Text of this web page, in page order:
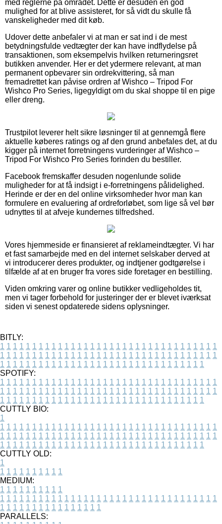
med reglerne på området. Dette er desuden en god
mulighed for at blive assisteret, for så vidt du skulle få
vanskeligheder med dit køb.
Udover dette anbefaler vi at man er sat ind i de mest
betydningsfulde vedtægter der kan have indflydelse på
transaktionen, som eksempelvis hvilken returneringsret
butikken anvender. Her er det ydermere relevant, at man
permanent opbevarer sin ordrekvittering, så man
fremadrettet kan påvise ordren af Wishco – Tripod For
Wishco Pro Series, ligegyldigt om du skal shoppe til en pige
eller dreng.
Trustpilot leverer helt sikre løsninger til at gennemgå flere
aktuelle køberes ratings og af den grund anbefales det, at du
kigger på internet forretningens vurderinger af Wishco –
Tripod For Wishco Pro Series forinden du bestiller.
Facebook fremskaffer desuden nogenlunde solide
muligheder for at få indsigt i e-forretningens pålidelighed.
Herinde er der en del online virksomheder hvor man kan
formulere en evaluering af ordreforløbet, som lige så vel bør
udnyttes til at afveje kundernes tilfredshed.
Vores hjemmeside er finansieret af reklameindtægter. Vi har
et fast samarbejde med en del internet selskaber derved at
vi introducerer deres produkter, og indtjener godtgørelse i
tilfælde af at en bruger fra vores side foretager en bestilling.
Viden omkring varer og online butikker vedligeholdes tit,
men vi tager forbehold for justeringer der er blevet iværksat
siden vi senest opdaterede sidens oplysninger.
BITLY:
1 1 1 1 1 1 1 1 1 1 1 1 1 1 1 1 1 1 1 1 1 1 1 1 1 1 1 1 1 1 1 1 1 1
1 1 1 1 1 1 1 1 1 1 1 1 1 1 1 1 1 1 1 1 1 1 1 1 1 1 1 1 1 1 1 1 1 1
1 1 1 1 1 1 1 1 1 1 1 1 1 1 1 1 1 1 1 1 1 1 1 1 1 1 1 1 1 1 1 1
SPOTIFY:
1 1 1 1 1 1 1 1 1 1 1 1 1 1 1 1 1 1 1 1 1 1 1 1 1 1 1 1 1 1 1 1 1 1
1 1 1 1 1 1 1 1 1 1 1 1 1 1 1 1 1 1 1 1 1 1 1 1 1 1 1 1 1 1 1 1 1 1
1 1 1 1 1 1 1 1 1 1 1 1 1 1 1 1 1 1 1 1 1 1 1 1 1 1 1 1 1 1 1 1
CUTTLY BIO:
1
1 1 1 1 1 1 1 1 1 1 1 1 1 1 1 1 1 1 1 1 1 1 1 1 1 1 1 1 1 1 1 1 1 1
1 1 1 1 1 1 1 1 1 1 1 1 1 1 1 1 1 1 1 1 1 1 1 1 1 1 1 1 1 1 1 1 1 1
1 1 1 1 1 1 1 1 1 1 1 1 1 1 1 1 1 1 1 1 1 1 1 1 1 1 1 1 1 1 1 1
CUTTLY OLD:
1
1 1 1 1 1 1 1 1 1 1
MEDIUM:
1 1 1 1 1 1 1 1 1 1
1 1 1 1 1 1 1 1 1 1 1 1 1 1 1 1 1 1 1 1 1 1 1 1 1 1 1 1 1 1 1 1 1 1
1 1 1 1 1 1 1 1 1 1 1 1 1 1 1 1
PARALLELS: